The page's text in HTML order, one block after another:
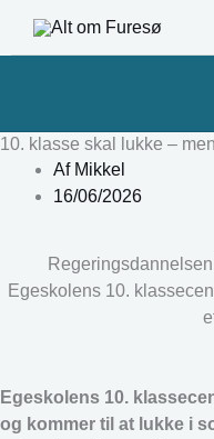
10. klasse skal lukke –
AfMikkel
16/06/2026
Egeskolens 10.
Egeskolens 10.
og kommer til at lukke i